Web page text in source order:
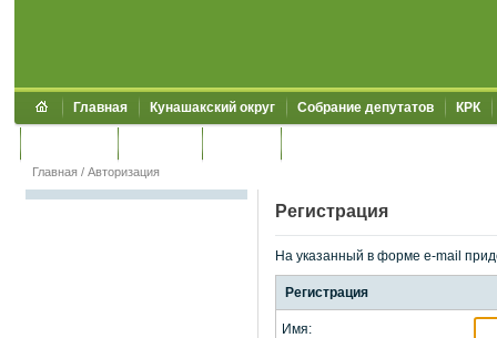
Главная Кунашакский округ Собрание депутатов КРК
Главная / Авторизация
Регистрация
На указанный в форме e-mail
Регистрация
Имя: